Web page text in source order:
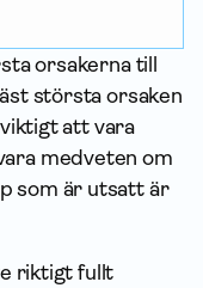
orsakerna till
största orsaken
att vara
medveten om
som är utsatt är
riktigt fullt